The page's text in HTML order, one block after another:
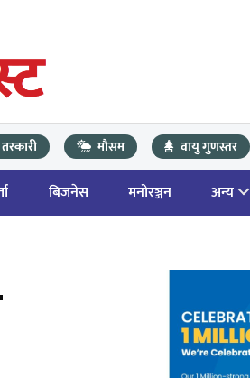
तरकारी मौसम वायु गुणस्तर
बिजनेस मनोरञ्जन अन्य